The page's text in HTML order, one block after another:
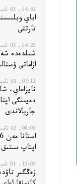
14:52, 03 تامىز 2026
اباي
تارتتى
14:23, 03 تامىز 2026
ازاماتى
07:12, 03 تامىز 2026
جاريالاندى
08:05, 02 تامىز 2026
اپتاپ ىستىق 42 گرادۋسقا دەيىن
15:05, 01 تامىز 2026
زەڭگىر